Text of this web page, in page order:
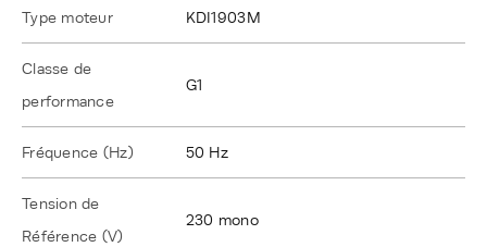
Type moteur KDI1903M
Classe de
performance
G1
Fréquence (Hz) 50 Hz
Tension de
Référence (V)
230 mono